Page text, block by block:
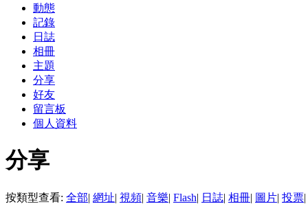
動態
記錄
日誌
相冊
主題
分享
好友
留言板
個人資料
分享
按類型查看: 全部| 網址| 視頻| 音樂| Flash| 日誌| 相冊| 圖片| 投票|